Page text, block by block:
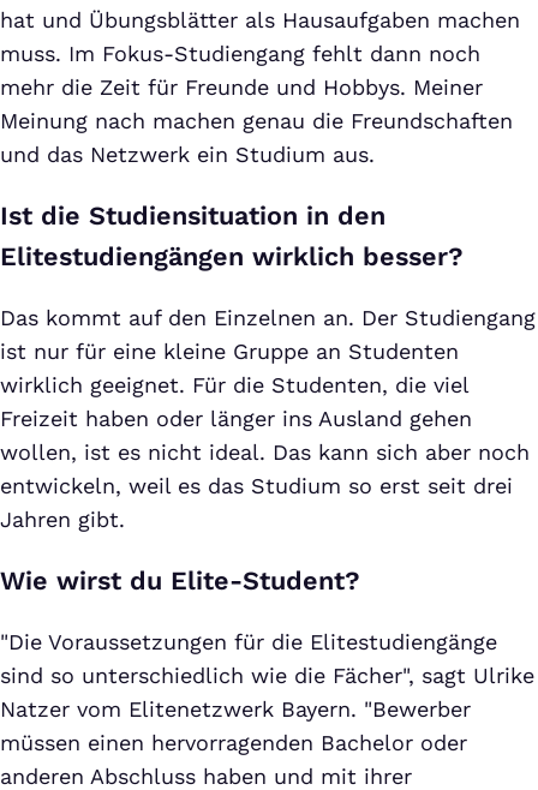
hat und Übungsblätter als Hausaufgaben machen
muss. Im Fokus-Studiengang fehlt dann noch
mehr die Zeit für Freunde und Hobbys. Meiner
Meinung nach machen genau die Freundschaften
und das Netzwerk ein Studium aus.
Ist die Studiensituation in den
Elitestudiengängen wirklich besser?
Das kommt auf den Einzelnen an. Der Studiengang
ist nur für eine kleine Gruppe an Studenten
wirklich geeignet. Für die Studenten, die viel
Freizeit haben oder länger ins Ausland gehen
wollen, ist es nicht ideal. Das kann sich aber noch
entwickeln, weil es das Studium so erst seit drei
Jahren gibt.
Wie wirst du Elite-Student?
"Die Voraussetzungen für die Elitestudiengänge
sind so unterschiedlich wie die Fächer", sagt Ulrike
Natzer vom Elitenetzwerk Bayern. "Bewerber
müssen einen hervorragenden Bachelor oder
anderen Abschluss haben und mit ihrer